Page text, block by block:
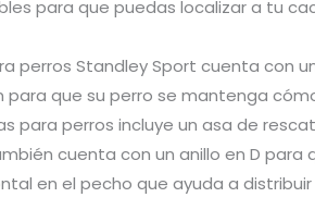
para que puedas localizar a tu
perros Standley Sport cuenta con
que su perro se mantenga
para perros incluye un asa de
cuenta con un anillo en D para
en el pecho que ayuda a